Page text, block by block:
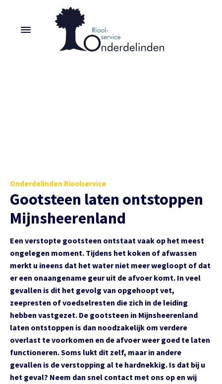
Onderdelinden Rioolservice
Gootsteen laten ontstoppen
Mijnsheerenland
Een verstopte gootsteen ontstaat vaak op het meest
ongelegen moment. Tijdens het koken of afwassen
merkt u ineens dat het water niet meer wegloopt of dat
er een onaangename geur uit de afvoer komt. In veel
gevallen is dit het gevolg van opgehoopt vet,
zeepresten of voedselresten die zich in de leiding
hebben vastgezet. De gootsteen in Mijnsheerenland
laten ontstoppen is dan noodzakelijk om verdere
overlast te voorkomen en de afvoer weer goed te laten
functioneren. Soms lukt dit zelf, maar in andere
gevallen is de verstopping al te hardnekkig. Is dat bij u
het geval? Neem dan snel contact met ons op en wij